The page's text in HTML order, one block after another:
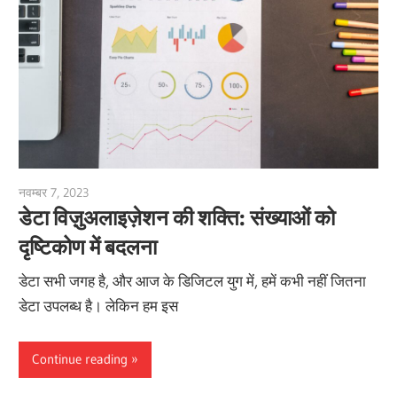
नवम्बर 7, 2023
डेटा विज़ुअलाइज़ेशन की शक्ति: संख्याओं को
दृष्टिकोण में बदलना
डेटा सभी जगह है, और आज के डिजिटल युग में, हमें कभी नहीं जितना
डेटा उपलब्ध है। लेकिन हम इस
Continue reading